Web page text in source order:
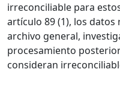
irreconciliable para
artículo 89 (1), los
archivo general,
procesamiento
consideran